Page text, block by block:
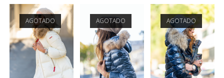
AGOTADO AGOTADO AGOTADO